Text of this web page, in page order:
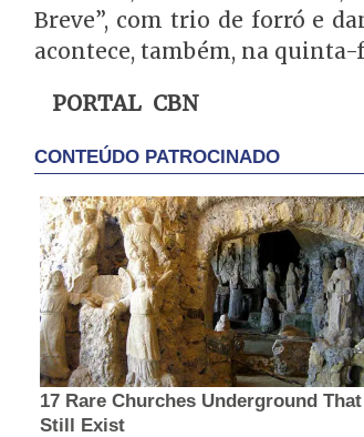
Breve”, com trio de forró e
acontece, também, na quinta-
PORTAL CBN